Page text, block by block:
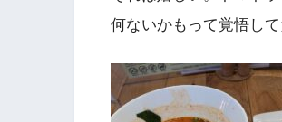
何ないかもって覚悟し